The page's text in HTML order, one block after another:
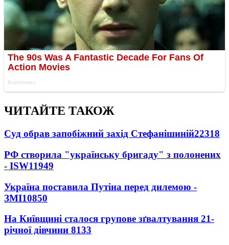
ЧИТАЙТЕ ТАКОЖ
Суд обрав запобіжний захід Стефанішиній22318
РФ створила "українську бригаду" з полонених
- ISW11949
Україна поставила Путіна перед дилемою -
ЗМІ10850
На Київщині сталося групове зґвалтування 21-
річної дівчини 8133